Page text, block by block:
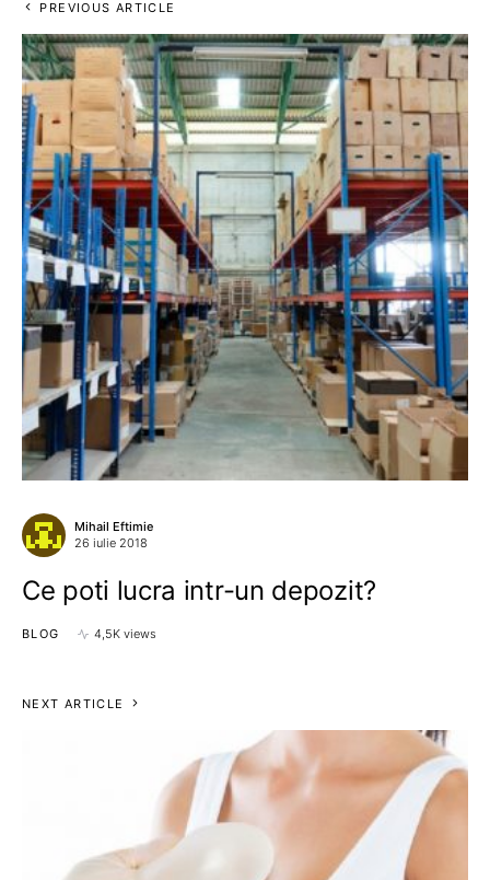
PREVIOUS ARTICLE
Mihail Eftimie
26 iulie 2018
Ce poti lucra intr-un depozit?
BLOG 4,5K views
NEXT ARTICLE